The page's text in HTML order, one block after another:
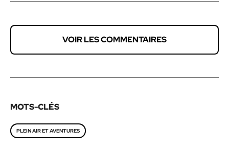
VOIR LES COMMENTAIRES
MOTS-CLÉS
PLEIN AIR ET AVENTURES